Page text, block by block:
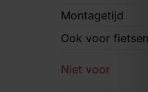
Montagetijd
Ook voor
Niet voor